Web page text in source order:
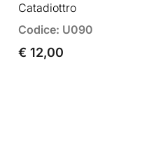
Catadiottro
Codice: U090
€ 12,00